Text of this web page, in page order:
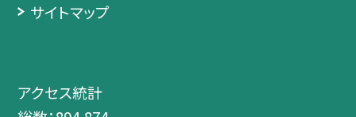
サイトマップ
アクセス統計